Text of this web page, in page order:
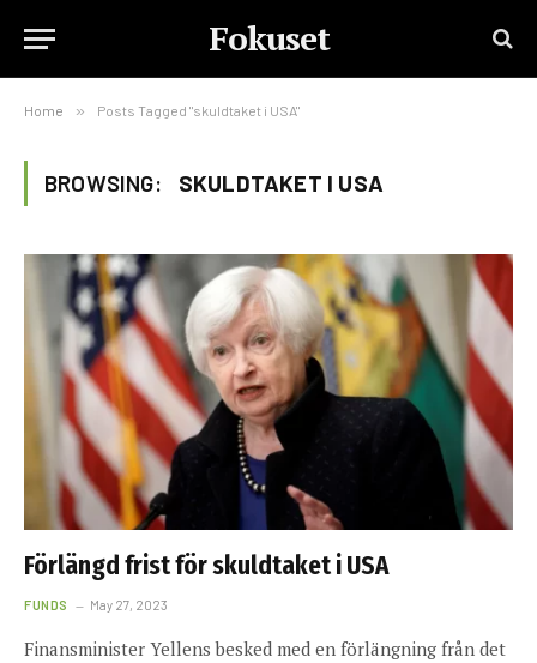
Fokuset
Home » Posts Tagged "skuldtaket i USA"
BROWSING: SKULDTAKET I USA
Förlängd frist för skuldtaket i USA
FUNDS May 27, 2023
Finansminister Yellens besked med en förlängning från det